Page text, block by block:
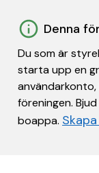
Denna
Du som är
starta upp en
föreningen.
boappa.